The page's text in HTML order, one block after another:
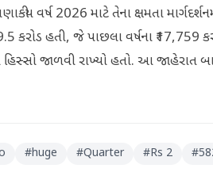
વર્ષ 2026 માટે તેના ક્ષમતા
કરોડ હતી, જે પાછલા વર્ષના ₹17,759
હિસ્સો જાળવી રાખ્યો હતો. આ જાહેરાત
#huge #Quarter #Rs 2 #